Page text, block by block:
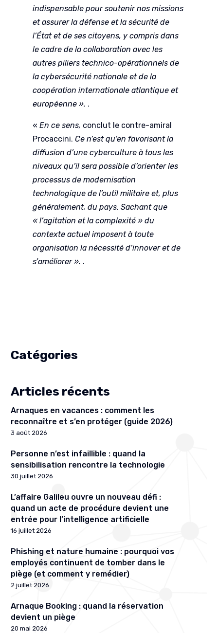
Catégories
Articles récents
Arnaques en vacances : comment les
reconnaître et s’en protéger (guide 2026)
3 août 2026
Personne n’est infaillible : quand la
sensibilisation rencontre la technologie
30 juillet 2026
L’affaire Galileu ouvre un nouveau défi :
quand un acte de procédure devient une
entrée pour l’intelligence artificielle
16 juillet 2026
Phishing et nature humaine : pourquoi vos
employés continuent de tomber dans le
piège (et comment y remédier)
2 juillet 2026
Arnaque Booking : quand la réservation
devient un piège
20 mai 2026
indispensable pour soutenir nos missions
et assurer la défense et la sécurité de
l’État et de ses citoyens, y compris dans
le cadre de la collaboration avec les
autres piliers technico-opérationnels de
la cybersécurité nationale et de la
coopération internationale atlantique et
européenne ». .
« En ce sens, conclut le contre-amiral
Procaccini. Ce n’est qu’en favorisant la
diffusion d’une cyberculture à tous les
niveaux qu’il sera possible d’orienter les
processus de modernisation
technologique de l’outil militaire et, plus
généralement, du pays. Sachant que
« l’agitation et la complexité » du
contexte actuel imposent à toute
organisation la nécessité d’innover et de
s’améliorer ». .